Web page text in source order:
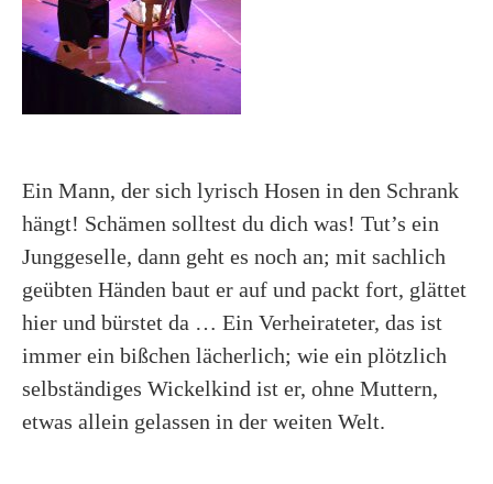
Ein Mann, der sich lyrisch Hosen in den Schrank
hängt! Schämen solltest du dich was! Tut’s ein
Junggeselle, dann geht es noch an; mit sachlich
geübten Händen baut er auf und packt fort, glättet
hier und bürstet da … Ein Verheirateter, das ist
immer ein bißchen lächerlich; wie ein plötzlich
selbständiges Wickelkind ist er, ohne Muttern,
etwas allein gelassen in der weiten Welt.